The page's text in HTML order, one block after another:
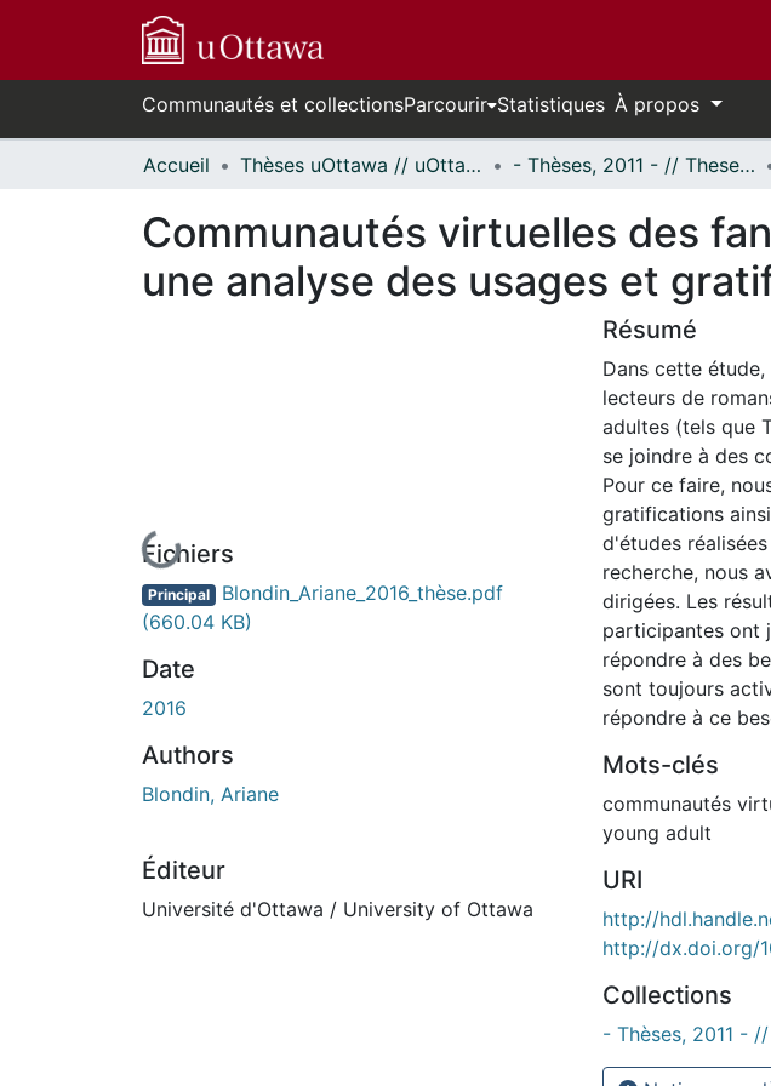
Communautés et collectionsParcourir Statistiques À propos
Accueil Thèses uOttawa // uOttawa Theses - Thèses, 2011 - // Theses, 2011 -
Communautés virtuelles des
une analyse des usages et
En cours de chargement...
Fichiers
Principal Blondin_Ariane_2016_thèse.pdf
(660.04 KB)
Date
2016
Authors
Blondin, Ariane
Éditeur
Université d'Ottawa / University of Ottawa
Résumé
Dans cette
lecteurs de
adultes (tels que
se joindre à des
Pour ce faire,
gratifications
d'études
recherche, nous
dirigées. Les
participantes ont
répondre à des
sont toujours
répondre à ce
Mots-clés
communautés
young adult
URI
http://
http://dx.doi.org/
Collections
- Thèses, 2011 -